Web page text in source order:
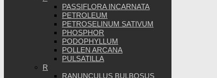
PASSIFLORA INCARNATA
PETROLEUM
PETROSELINUM SATIVUM
PHOSPHOR
PODOPHYLLUM
POLLEN ARCANA
PULSATILLA
R
RANUNCULUS BULBOSUS